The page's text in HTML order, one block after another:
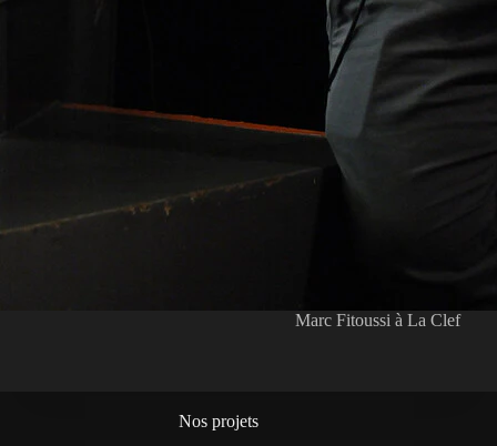
Marc Fitoussi à La Clef
Nos projets